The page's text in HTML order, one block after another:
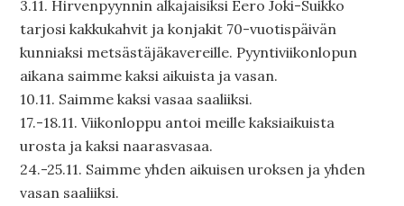
3.11. Hirvenpyynnin alkajaisiksi Eero Joki-Suikko
tarjosi kakkukahvit ja konjakit 70-vuotispäivän
kunniaksi metsästäjäkavereille. Pyyntiviikonlopun
aikana saimme kaksi aikuista ja vasan.
10.11. Saimme kaksi vasaa saaliiksi.
17.-18.11. Viikonloppu antoi meille kaksiaikuista
urosta ja kaksi naarasvasaa.
24.-25.11. Saimme yhden aikuisen uroksen ja yhden
vasan saaliiksi.